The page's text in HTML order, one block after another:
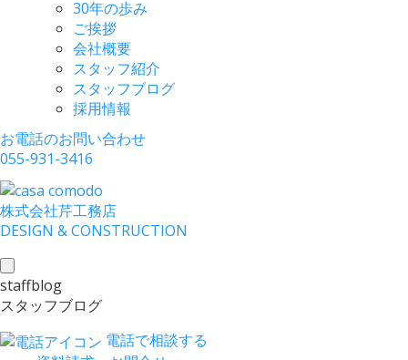
30年の歩み
ご挨拶
会社概要
スタッフ紹介
スタッフブログ
採用情報
お電話のお問い合わせ
055-931-3416
株式会社芹工務店
DESIGN &CONSTRUCTION
toggle
navigation
staffblog
スタッフブログ
電話で相談する